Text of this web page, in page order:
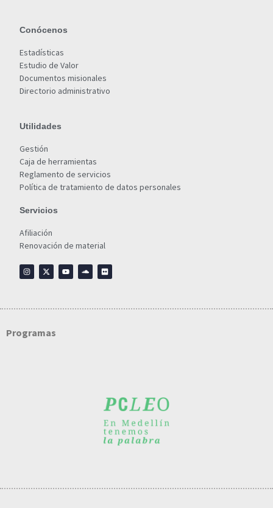
Conócenos
Estadísticas
Estudio de Valor
Documentos misionales
Directorio administrativo
Utilidades
Gestión
Caja de herramientas
Reglamento de servicios
Política de tratamiento de datos personales
Servicios
Afiliación
Renovación de material
Programas